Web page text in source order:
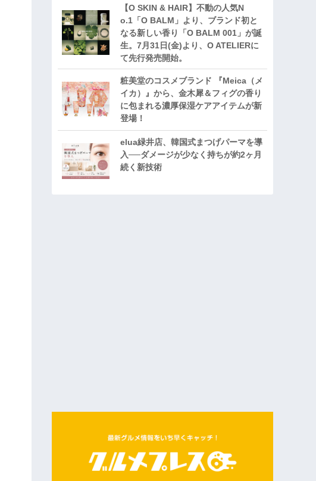
【O SKIN & HAIR】不動の人気N
o.1「O BALM」より、ブランド初と
なる新しい香り「O BALM 001」が誕
生。7月31日(金)より、O ATELIERに
て先行発売開始。
粧美堂のコスメブランド 『Meica（メ
イカ）』から、金木犀＆フィグの香り
に包まれる濃厚保湿ケアアイテムが新
登場！
elua緑井店、韓国式まつげパーマを導
入──ダメージが少なく持ちが約2ヶ月
続く新技術